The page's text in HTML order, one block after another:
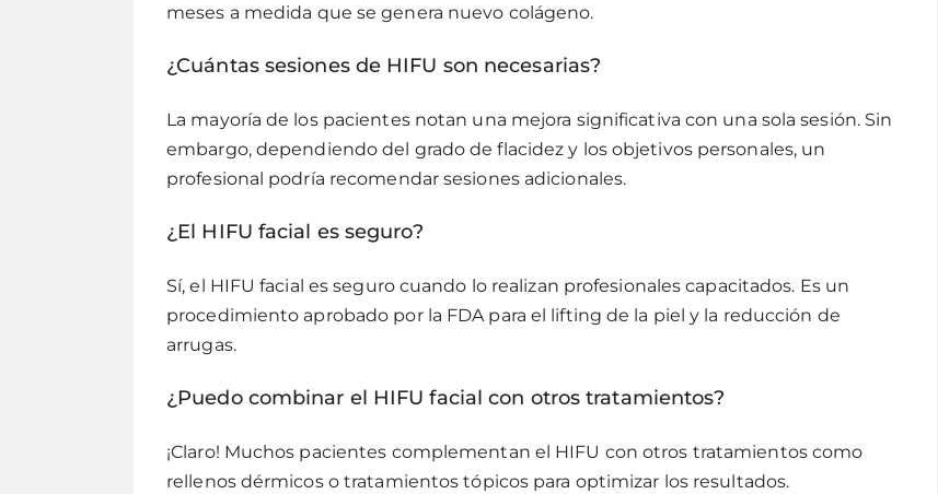
meses a medida que se genera nuevo colágeno.
¿Cuántas sesiones de HIFU son necesarias?
La mayoría de los pacientes notan una mejora significativa con una sola sesión. Sin
embargo, dependiendo del grado de flacidez y los objetivos personales, un
profesional podría recomendar sesiones adicionales.
¿El HIFU facial es seguro?
Sí, el HIFU facial es seguro cuando lo realizan profesionales capacitados. Es un
procedimiento aprobado por la FDA para el lifting de la piel y la reducción de
arrugas.
¿Puedo combinar el HIFU facial con otros tratamientos?
¡Claro! Muchos pacientes complementan el HIFU con otros tratamientos como
rellenos dérmicos o tratamientos tópicos para optimizar los resultados.